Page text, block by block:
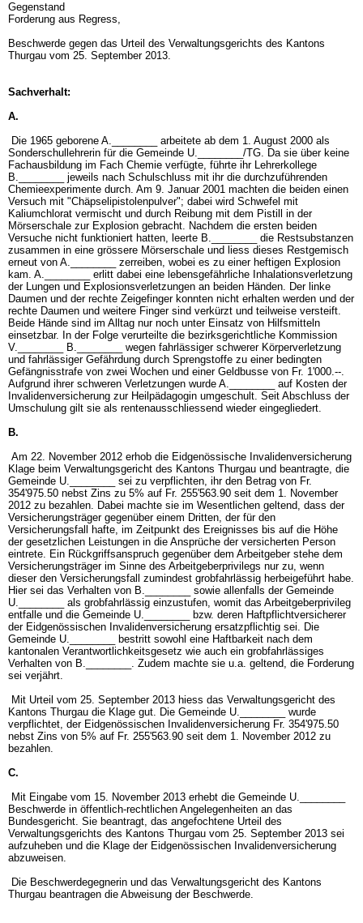
Gegenstand
Forderung aus Regress,
Beschwerde gegen das Urteil des Verwaltungsgerichts des Kantons
Thurgau vom 25. September 2013.
Sachverhalt:
A.
Die 1965 geborene A.________ arbeitete ab dem 1. August 2000 als
Sonderschullehrerin für die Gemeinde U.________/TG. Da sie über keine
Fachausbildung im Fach Chemie verfügte, führte ihr Lehrerkollege
B.________ jeweils nach Schulschluss mit ihr die durchzuführenden
Chemieexperimente durch. Am 9. Januar 2001 machten die beiden einen
Versuch mit "Chäpselipistolenpulver"; dabei wird Schwefel mit
Kaliumchlorat vermischt und durch Reibung mit dem Pistill in der
Mörserschale zur Explosion gebracht. Nachdem die ersten beiden
Versuche nicht funktioniert hatten, leerte B.________ die Restsubstanzen
zusammen in eine grössere Mörserschale und liess dieses Restgemisch
erneut von A.________ zerreiben, wobei es zu einer heftigen Explosion
kam. A.________ erlitt dabei eine lebensgefährliche Inhalationsverletzung
der Lungen und Explosionsverletzungen an beiden Händen. Der linke
Daumen und der rechte Zeigefinger konnten nicht erhalten werden und der
rechte Daumen und weitere Finger sind verkürzt und teilweise versteift.
Beide Hände sind im Alltag nur noch unter Einsatz von Hilfsmitteln
einsetzbar. In der Folge verurteilte die bezirksgerichtliche Kommission
V.________ B.________ wegen fahrlässiger schwerer Körperverletzung
und fahrlässiger Gefährdung durch Sprengstoffe zu einer bedingten
Gefängnisstrafe von zwei Wochen und einer Geldbusse von Fr. 1'000.--.
Aufgrund ihrer schweren Verletzungen wurde A.________ auf Kosten der
Invalidenversicherung zur Heilpädagogin umgeschult. Seit Abschluss der
Umschulung gilt sie als rentenausschliessend wieder eingegliedert.
B.
Am 22. November 2012 erhob die Eidgenössische Invalidenversicherung
Klage beim Verwaltungsgericht des Kantons Thurgau und beantragte, die
Gemeinde U.________ sei zu verpflichten, ihr den Betrag von Fr.
354'975.50 nebst Zins zu 5% auf Fr. 255'563.90 seit dem 1. November
2012 zu bezahlen. Dabei machte sie im Wesentlichen geltend, dass der
Versicherungsträger gegenüber einem Dritten, der für den
Versicherungsfall hafte, im Zeitpunkt des Ereignisses bis auf die Höhe
der gesetzlichen Leistungen in die Ansprüche der versicherten Person
eintrete. Ein Rückgriffsanspruch gegenüber dem Arbeitgeber stehe dem
Versicherungsträger im Sinne des Arbeitgeberprivilegs nur zu, wenn
dieser den Versicherungsfall zumindest grobfahrlässig herbeigeführt habe.
Hier sei das Verhalten von B.________ sowie allenfalls der Gemeinde
U.________ als grobfahrlässig einzustufen, womit das Arbeitgeberprivileg
entfalle und die Gemeinde U.________ bzw. deren Haftpflichtversicherer
der Eidgenössischen Invalidenversicherung ersatzpflichtig sei. Die
Gemeinde U.________ bestritt sowohl eine Haftbarkeit nach dem
kantonalen Verantwortlichkeitsgesetz wie auch ein grobfahrlässiges
Verhalten von B.________. Zudem machte sie u.a. geltend, die Forderung
sei verjährt.
Mit Urteil vom 25. September 2013 hiess das Verwaltungsgericht des
Kantons Thurgau die Klage gut. Die Gemeinde U.________ wurde
verpflichtet, der Eidgenössischen Invalidenversicherung Fr. 354'975.50
nebst Zins von 5% auf Fr. 255'563.90 seit dem 1. November 2012 zu
bezahlen.
C.
Mit Eingabe vom 15. November 2013 erhebt die Gemeinde U.________
Beschwerde in öffentlich-rechtlichen Angelegenheiten an das
Bundesgericht. Sie beantragt, das angefochtene Urteil des
Verwaltungsgerichts des Kantons Thurgau vom 25. September 2013 sei
aufzuheben und die Klage der Eidgenössischen Invalidenversicherung
abzuweisen.
Die Beschwerdegegnerin und das Verwaltungsgericht des Kantons
Thurgau beantragen die Abweisung der Beschwerde.